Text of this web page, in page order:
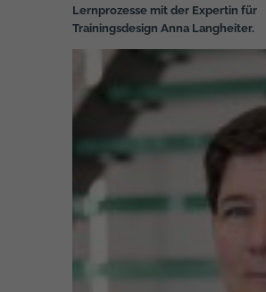
Lernprozesse mit der Expertin für
Trainingsdesign Anna Langheiter.